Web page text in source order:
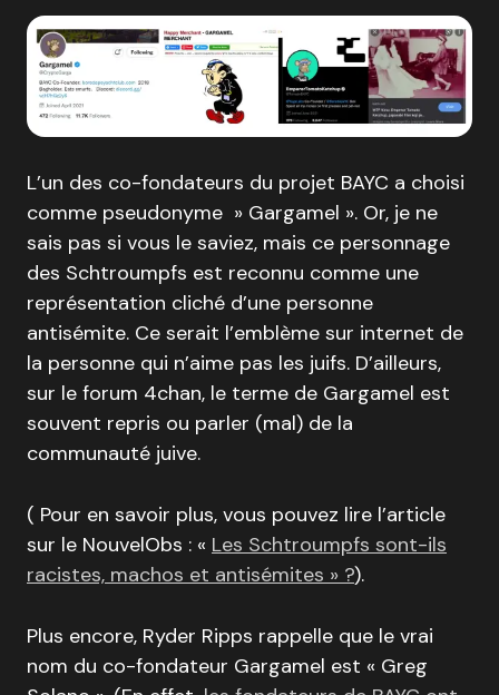
L’un des co-fondateurs du projet BAYC a choisi
comme pseudonyme » Gargamel ». Or, je ne
sais pas si vous le saviez, mais ce personnage
des Schtroumpfs est reconnu comme une
représentation cliché d’une personne
antisémite. Ce serait l’emblème sur internet de
la personne qui n’aime pas les juifs. D’ailleurs,
sur le forum 4chan, le terme de Gargamel est
souvent repris ou parler (mal) de la
communauté juive.
( Pour en savoir plus, vous pouvez lire l’article
sur le NouvelObs : « Les Schtroumpfs sont-ils
racistes, machos et antisémites » ?).
Plus encore, Ryder Ripps rappelle que le vrai
nom du co-fondateur Gargamel est « Greg